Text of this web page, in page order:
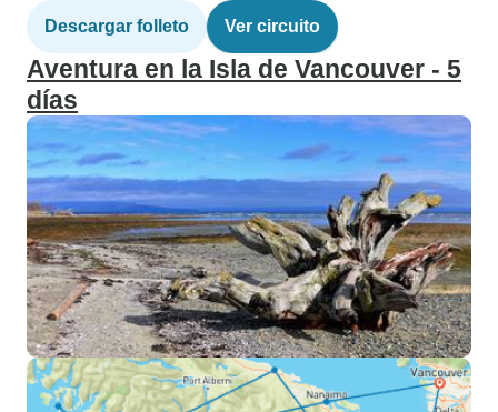
Descargar folleto Ver circuito
Aventura en la Isla de Vancouver - 5
días